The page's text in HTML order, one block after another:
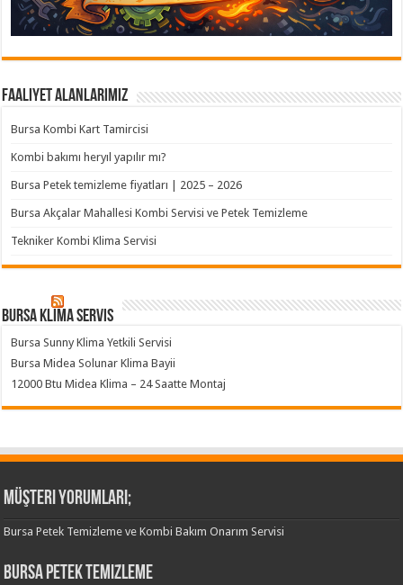
Faaliyet Alanlarımız
Bursa Kombi Kart Tamircisi
Kombi bakımı heryıl yapılır mı?
Bursa Petek temizleme fiyatları | 2025 – 2026
Bursa Akçalar Mahallesi Kombi Servisi ve Petek Temizleme
Tekniker Kombi Klima Servisi
Bursa klima servis
Bursa Sunny Klima Yetkili Servisi
Bursa Midea Solunar Klima Bayii
12000 Btu Midea Klima – 24 Saatte Montaj
Müşteri Yorumları;
Bursa Petek Temizleme ve Kombi Bakım Onarım Servisi
Bursa Petek Temizleme